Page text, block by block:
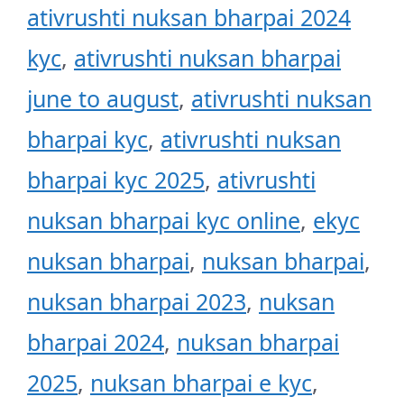
ativrushti nuksan bharpai 2024
kyc, ativrushti nuksan bharpai
june to august, ativrushti nuksan
bharpai kyc, ativrushti nuksan
bharpai kyc 2025, ativrushti
nuksan bharpai kyc online, ekyc
nuksan bharpai, nuksan bharpai,
nuksan bharpai 2023, nuksan
bharpai 2024, nuksan bharpai
2025, nuksan bharpai e kyc,